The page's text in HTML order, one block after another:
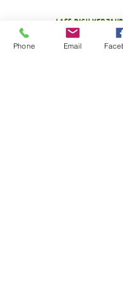
Lass Dich
Phone Email